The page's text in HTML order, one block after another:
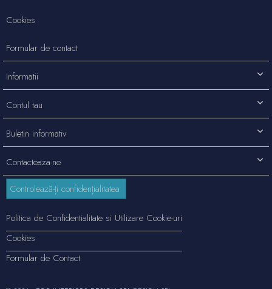
Contacteaza-ne
Cookies
Formular de contact
Informatii
Contul tau
Buletin informativ
Controlează-ți confidențialitatea
Politica de Confidentialitate si Utilizare Cookie-uri
Cookies
Formular de Contact